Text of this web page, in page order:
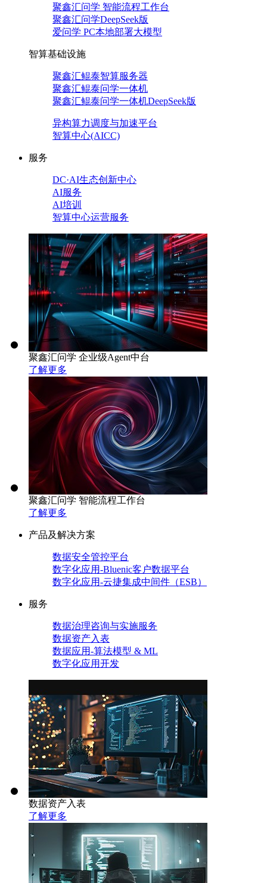
聚鑫汇问学 智能流程工作台
聚鑫汇问学DeepSeek版
爱问学 PC本地部署大模型
智算基础设施
聚鑫汇鲲泰智算服务器
聚鑫汇鲲泰问学一体机
聚鑫汇鲲泰问学一体机DeepSeek版
异构算力调度与加速平台
智算中心(AICC)
服务
DC·AI生态创新中心
AI服务
AI培训
智算中心运营服务
聚鑫汇问学 企业级Agent中台
了解更多
聚鑫汇问学 智能流程工作台
了解更多
产品及解决方案
数据安全管控平台
数字化应用-Bluenic客户数据平台
数字化应用-云捷集成中间件（ESB）
服务
数据治理咨询与实施服务
数据资产入表
数据应用-算法模型 & ML
数字化应用开发
数据资产入表
了解更多